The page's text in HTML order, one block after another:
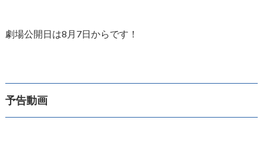
劇場公開日は8月7日からです！
予告動画